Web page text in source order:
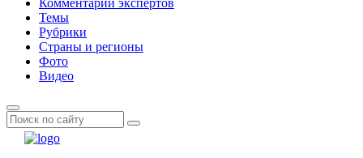
Комментарии экспертов
Темы
Рубрики
Страны и регионы
Фото
Видео